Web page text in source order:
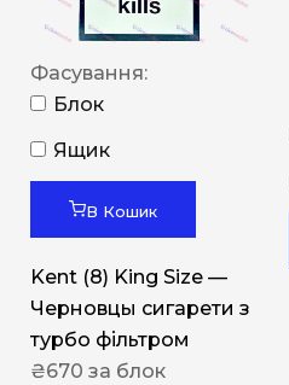
Фасування:
Блок
Ящик
В Кошик
Kent (8) King Size —
Черновцы сигарети з
турбо фільтром
₴670 за блок